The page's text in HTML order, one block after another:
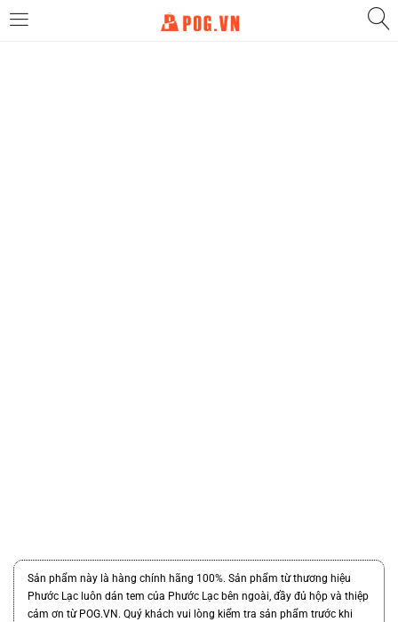
Sản phẩm này là hàng chính hãng 100%. Sản phẩm từ thương hiệu
Phước Lạc luôn dán tem của Phước Lạc bên ngoài, đầy đủ hộp và thiệp
cảm ơn từ POG.VN. Quý khách vui lòng kiểm tra sản phẩm trước khi